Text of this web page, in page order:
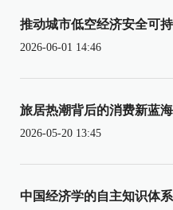
推动城市低空经济安全可
2026-06-01 14:46
旅居热潮背后的消费新蓝海
2026-05-20 13:45
中国经济学的自主知识体